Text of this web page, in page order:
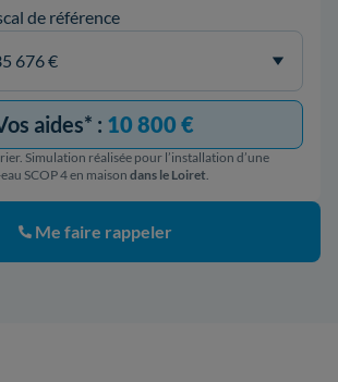
de référence
aides* : 10 800 €
Simulation réalisée pour l’installation d’une
SCOP 4 en maison dans le Loiret.
Me faire rappeler